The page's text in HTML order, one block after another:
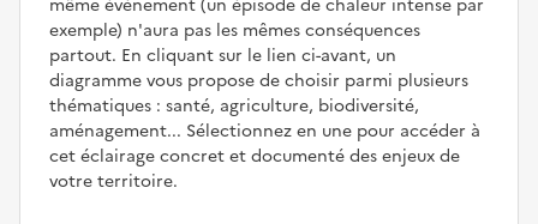
même événement (un épisode de chaleur intense par
exemple) n'aura pas les mêmes conséquences
partout. En cliquant sur le lien ci-avant, un
diagramme vous propose de choisir parmi plusieurs
thématiques : santé, agriculture, biodiversité,
aménagement... Sélectionnez en une pour accéder à
cet éclairage concret et documenté des enjeux de
votre territoire.